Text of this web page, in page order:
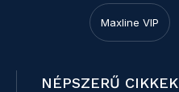
Maxline VIP
NÉPSZERŰ CIKKEK